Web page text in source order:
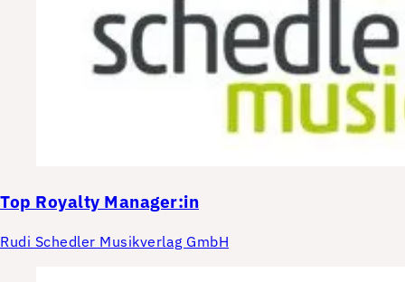
Top Royalty Manager:in
Rudi Schedler Musikverlag GmbH